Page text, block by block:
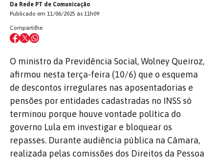
Da Rede PT de Comunicação
Publicado em 11/06/2025 às 11h09
Compartilhe
O ministro da Previdência Social, Wolney Queiroz,
afirmou nesta terça-feira (10/6) que o esquema
de descontos irregulares nas aposentadorias e
pensões por entidades cadastradas no INSS só
terminou porque houve vontade política do
governo Lula em investigar e bloquear os
repasses. Durante audiência pública na Câmara,
realizada pelas comissões dos Direitos da Pessoa